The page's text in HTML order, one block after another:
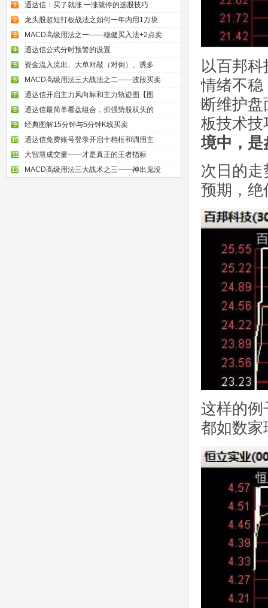
1 通达信：买了就涨 一涨就停的选股技巧
2 龙头股超短打板战法之如何一年内用1万块
3 MACD高级用法之一——稳健买入法+2点卖
4 通达信公式分时预警的设置
5 资金流入流出、大单对敲（对倒）、诱多
6 MACD高级用法三大战法之二——波段买卖
7 通达信开启主力风向标和主力轨迹图【图
8 通达信最简单看盘组合，抓强势股双头的
9 经典图解15分钟与5分钟K线买卖
10 通达信免费账号登录开启十档框和调用主
11 大智慧成交量——才是真正的王者指标
12 MACD高级用法三大战术之三——神出鬼没
以百邦
情绪不稳
断维护
板技术技
境中，是
次日的
预期，绝
这样的例
都如数家